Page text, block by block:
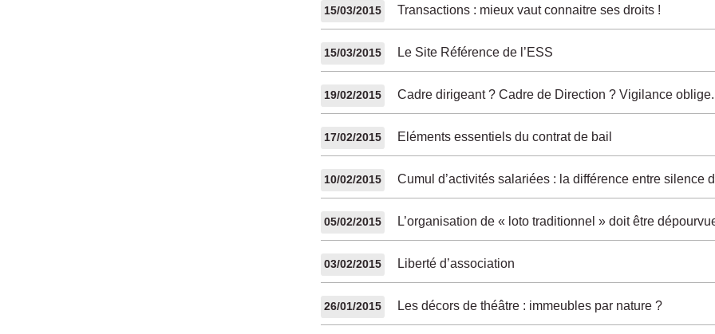
15/03/2015 Transactions : mieux vaut connaitre ses droits !
15/03/2015 Le Site Référence de l’ESS
19/02/2015 Cadre dirigeant ? Cadre de Direction ? Vigilance oblige.
17/02/2015 Eléments essentiels du contrat de bail
10/02/2015 Cumul d’activités salariées : la différence entre silence
05/02/2015 L’organisation de « loto traditionnel » doit être
03/02/2015 Liberté d’association
26/01/2015 Les décors de théâtre : immeubles par nature ?